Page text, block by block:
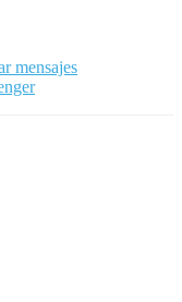
mensajes